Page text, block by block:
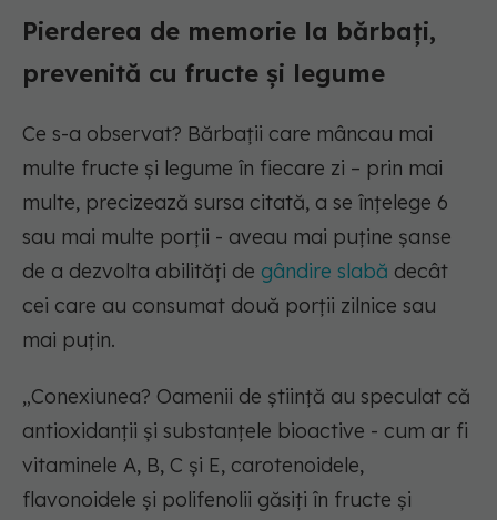
Pierderea de memorie la bărbați,
prevenită cu fructe și legume
Ce s-a observat? Bărbații care mâncau mai
multe fructe și legume în fiecare zi – prin mai
multe, precizează sursa citată, a se înțelege 6
sau mai multe porții - aveau mai puține șanse
de a dezvolta abilități de gândire slabă decât
cei care au consumat două porții zilnice sau
mai puțin.
„Conexiunea? Oamenii de știință au speculat că
antioxidanții și substanțele bioactive - cum ar fi
vitaminele A, B, C și E, carotenoidele,
flavonoidele și polifenolii găsiți în fructe și